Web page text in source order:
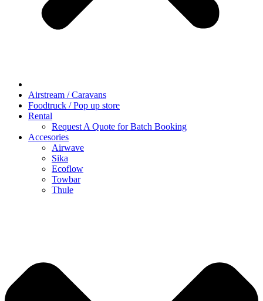
Airstream / Caravans
Foodtruck / Pop up store
Rental
Request A Quote for Batch Booking
Accesories
Airwave
Sika
Ecoflow
Towbar
Thule